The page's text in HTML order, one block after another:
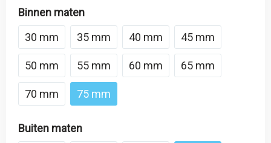
Binnen maten
30 mm
35 mm 40 mm 45 mm
50 mm 55 mm 60 mm 65 mm
70 mm 75 mm
Buiten maten